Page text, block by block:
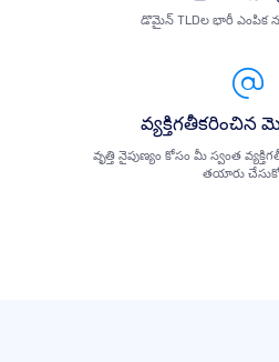
డొమైన్ TLDల భారీ ఎంపిక
వృత్తి నైపుణ్యం కోసం మీ స్వంత
తయారు